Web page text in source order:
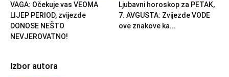
VAGA: Očekuje vas VEOMA
LIJEP PERIOD, zvijezde
DONOSE NEŠTO
NEVJEROVATNO!
Ljubavni horoskop za PETAK,
7. AVGUSTA: Zvijezde VODE
ove znakove ka...
Izbor autora